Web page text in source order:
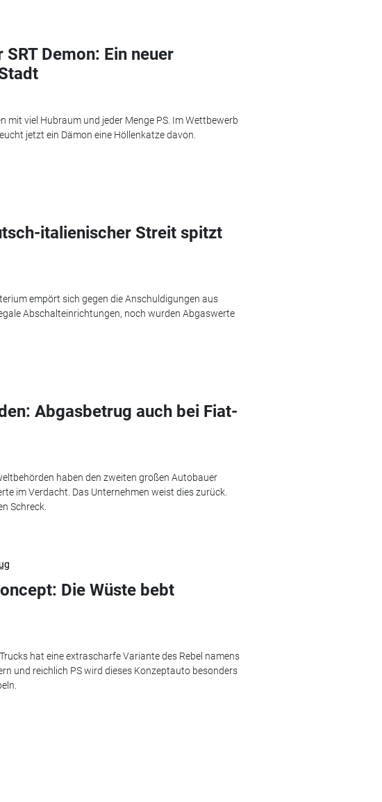
Demon: Ein neuer
mit viel Hubraum und jeder Menge PS. Im Wettbewerb
jetzt ein Dämon eine Höllenkatze davon.
italienischer Streit spitzt
empört sich gegen die Anschuldigungen aus
Abschalteinrichtungen, noch wurden Abgaswerte
Abgasbetrug auch bei Fiat-
haben den zweiten großen Autobauer
im Verdacht. Das Unternehmen weist dies zurück.
Schreck.
Die Wüste bebt
hat eine extrascharfe Variante des Rebel namens
und reichlich PS wird dieses Konzeptauto besonders